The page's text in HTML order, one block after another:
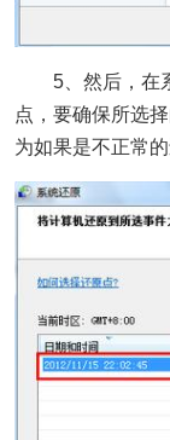
5、然后，在系
点，要确保所选
为如果是不正常